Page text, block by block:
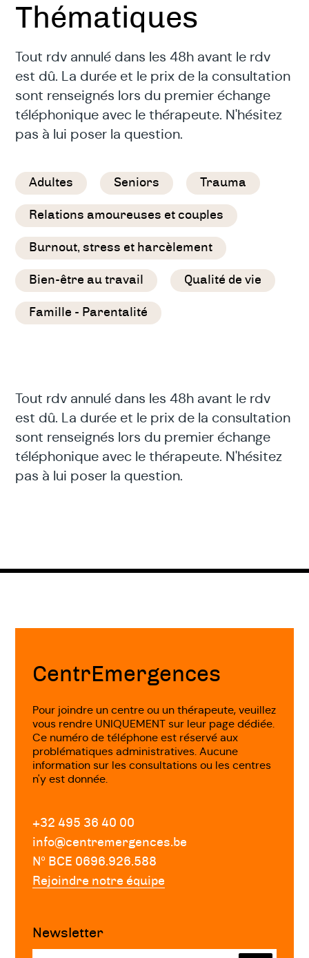
Thématiques
Tout rdv annulé dans les 48h avant le rdv
est dû. La durée et le prix de la consultation
sont renseignés lors du premier échange
téléphonique avec le thérapeute. N'hésitez
pas à lui poser la question.
Adultes Seniors Trauma
Relations amoureuses et couples
Burnout, stress et harcèlement
Bien-être au travail Qualité de vie
Famille - Parentalité
Tout rdv annulé dans les 48h avant le rdv
est dû. La durée et le prix de la consultation
sont renseignés lors du premier échange
téléphonique avec le thérapeute. N'hésitez
pas à lui poser la question.
Fin
CentrEmergences
Pour joindre un centre ou un thérapeute, veuillez
vous rendre UNIQUEMENT sur leur page dédiée.
Ce numéro de téléphone est réservé aux
problématiques administratives. Aucune
information sur les consultations ou les centres
n'y est donnée.
+32 495 36 40 00
info@centremergences.be
Nº BCE 0696.926.588
Rejoindre notre équipe
Newsletter